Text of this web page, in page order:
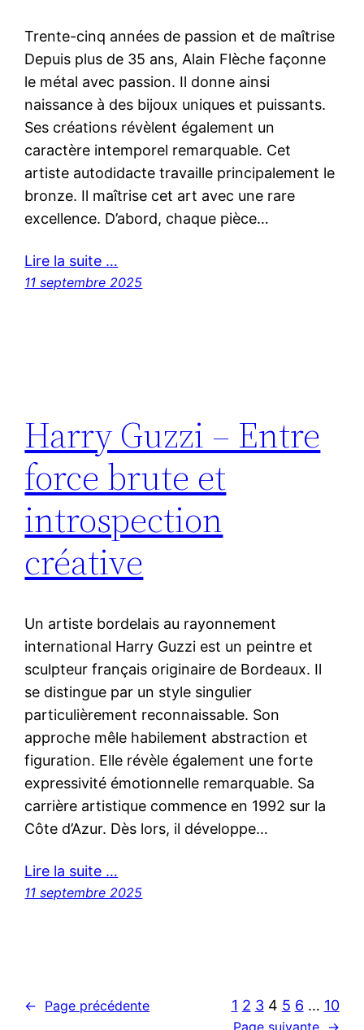
Trente-cinq années de passion et de maîtrise
Depuis plus de 35 ans, Alain Flèche façonne
le métal avec passion. Il donne ainsi
naissance à des bijoux uniques et puissants.
Ses créations révèlent également un
caractère intemporel remarquable. Cet
artiste autodidacte travaille principalement le
bronze. Il maîtrise cet art avec une rare
excellence. D’abord, chaque pièce…
Lire la suite …
11 septembre 2025
Harry Guzzi – Entre
force brute et
introspection
créative
Un artiste bordelais au rayonnement
international Harry Guzzi est un peintre et
sculpteur français originaire de Bordeaux. Il
se distingue par un style singulier
particulièrement reconnaissable. Son
approche mêle habilement abstraction et
figuration. Elle révèle également une forte
expressivité émotionnelle remarquable. Sa
carrière artistique commence en 1992 sur la
Côte d’Azur. Dès lors, il développe…
Lire la suite …
11 septembre 2025
← Page précédente 1 2 3 4 5 6 … 10